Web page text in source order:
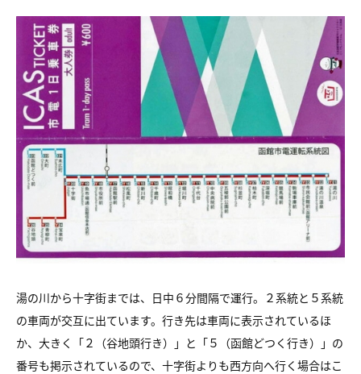
湯の川から十字街までは、日中６分間隔で運行。２系統と５系統
の車両が交互に出ています。行き先は車両に表示されているほ
か、大きく「２（谷地頭行き）」と「５（函館どつく行き）」の
番号も掲示されているので、十字街よりも西方向へ行く場合はこ